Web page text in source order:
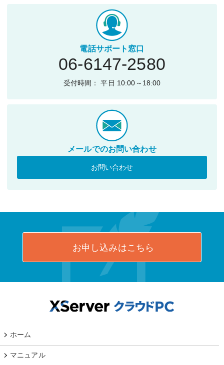
電話サポート窓口
06-6147-2580
受付時間： 平日 10:00～18:00
メールでのお問い合わせ
お問い合わせ
お申し込みはこちら
ホーム
マニュアル